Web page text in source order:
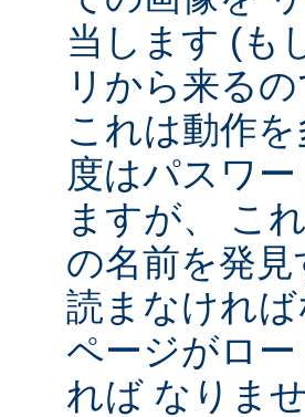
当します (も
リから来る
これは動作
度はパスワ
ますが、 こ
の名前を発
読まなけれ
ページがロ
れば なりませ